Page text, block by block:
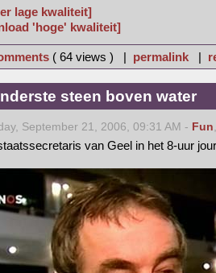
lage kwaliteit]
'hoge' kwaliteit]
( 64 views ) | permalink |
steen boven water
September 21, 2006, 09:31 AM - Fun
van Geel in het 8-uur